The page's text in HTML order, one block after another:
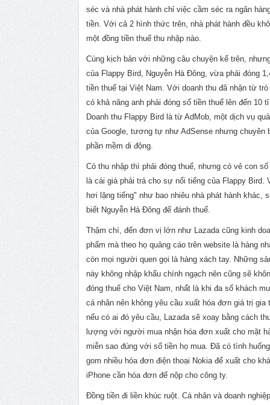
séc và nhà phát hành chỉ việc cầm séc ra ngân
tiền. Với cả 2 hình thức trên, nhà phát hành đều
một đồng tiền thuế thu nhập nào.
Cùng kịch bản với những câu chuyện kể trên,
của Flappy Bird, Nguyễn Hà Đông, vừa phải đóng
tiền thuế tại Việt Nam. Với doanh thu đã nhận từ
có khả năng anh phải đóng số tiền thuế lên đến 10
Doanh thu Flappy Bird là từ AdMob, một dịch vụ
của Google, tương tự như AdSense nhưng chuyên
phần mềm di động.
Có thu nhập thì phải đóng thuế, nhưng có vẻ con
là cái giá phải trả cho sự nổi tiếng của Flappy Bird.
hơi lặng tiếng" như bao nhiêu nhà phát hành khác,
biết Nguyễn Hà Ðông để đánh thuế.
Thậm chí, đến đơn vị lớn như Lazada cũng kinh
phẩm mà theo họ quảng cáo trên website là hàng
còn mọi người quen gọi là hàng xách tay. Những
này không nhập khẩu chính ngạch nên cũng sẽ
đóng thuế cho Việt Nam, nhất là khi đa số khách
cá nhân nên không yêu cầu xuất hóa đơn giá trị gia
nếu có ai đó yêu cầu, Lazada sẽ xoay bằng cách
lượng với người mua nhận hóa đơn xuất cho mặt
miễn sao đúng với số tiền họ mua. Ðã có tình
gom nhiều hóa đơn điện thoại Nokia để xuất cho
iPhone cần hóa đơn để nộp cho công ty.
Đồng tiền đi liền khúc ruột. Cá nhân và doanh